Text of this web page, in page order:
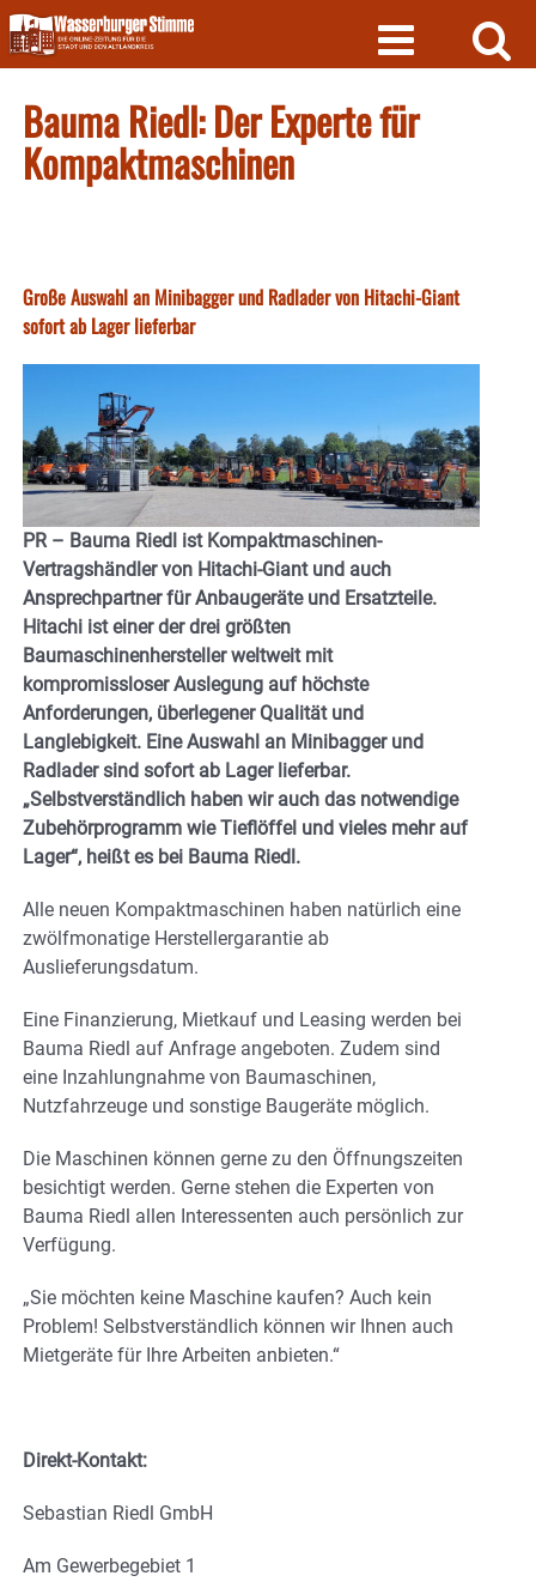
Skip
to
content
Bauma Riedl: Der Experte für
Kompaktmaschinen
Große Auswahl an Minibagger und Radlader von Hitachi-Giant
sofort ab Lager lieferbar
PR – Bauma Riedl ist Kompaktmaschinen-
Vertragshändler von Hitachi-Giant und auch
Ansprechpartner für Anbaugeräte und Ersatzteile.
Hitachi ist einer der drei größten
Baumaschinenhersteller weltweit mit
kompromissloser Auslegung auf höchste
Anforderungen, überlegener Qualität und
Langlebigkeit. Eine Auswahl an Minibagger und
Radlader sind sofort ab Lager lieferbar.
„Selbstverständlich haben wir auch das notwendige
Zubehörprogramm wie Tieflöffel und vieles mehr auf
Lager“, heißt es bei Bauma Riedl.
Alle neuen Kompaktmaschinen haben natürlich eine
zwölfmonatige Herstellergarantie ab
Auslieferungsdatum.
Eine Finanzierung, Mietkauf und Leasing werden bei
Bauma Riedl auf Anfrage angeboten. Zudem sind
eine Inzahlungnahme von Baumaschinen,
Nutzfahrzeuge und sonstige Baugeräte möglich.
Die Maschinen können gerne zu den Öffnungszeiten
besichtigt werden. Gerne stehen die Experten von
Bauma Riedl allen Interessenten auch persönlich zur
Verfügung.
„Sie möchten keine Maschine kaufen? Auch kein
Problem! Selbstverständlich können wir Ihnen auch
Mietgeräte für Ihre Arbeiten anbieten.“
Direkt-Kontakt:
Sebastian Riedl GmbH
Am Gewerbegebiet 1